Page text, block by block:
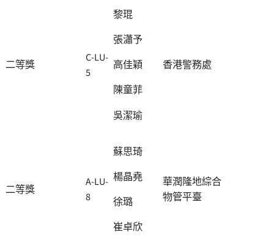
二等獎
C-LU-
5
黎琨
張瀟予
高佳穎
陳童菲
吳潔瑜
香港警務處
二等獎
A-LU-
8
蘇思琦
楊晶堯
徐璐
崔卓欣
華潤隆地綜合
物管平臺